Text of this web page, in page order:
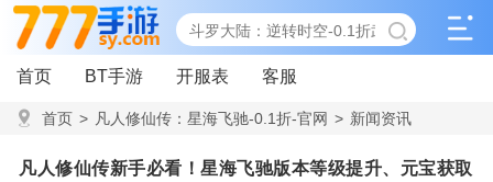
首页 BT手游 开服表 客服
首页 > 凡人修仙传：星海飞驰-0.1折-官网 > 新闻资讯
凡人修仙传新手必看！星海飞驰版本等级提升、元宝获取